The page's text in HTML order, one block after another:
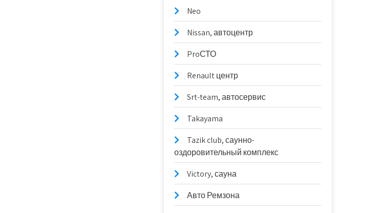
Neo
Nissan, автоцентр
ProСТО
Renault центр
Srt-team, автосервис
Takayama
Tazik club, саунно-
оздоровительный комплекс
Victory, сауна
Авто Ремзона